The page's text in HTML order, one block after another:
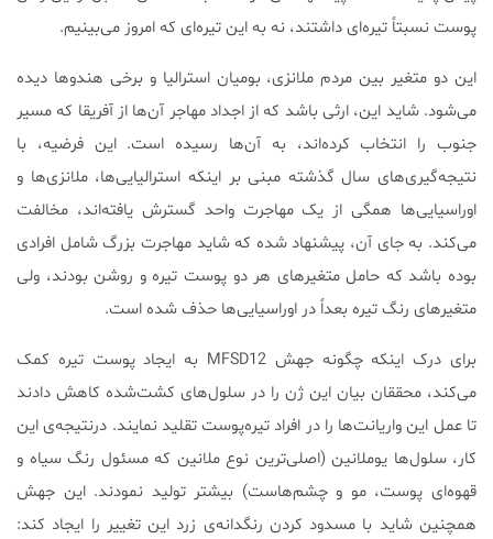
پوست نسبتاً تیره‌ای داشتند، نه به این تیره‌ای که امروز می‌بینیم.
این دو متغیر بین مردم ملانزی، بومیان استرالیا و برخی هندوها دیده
می‌شود. شاید این، ارثی باشد که از اجداد مهاجر آن‌ها از آفریقا که مسیر
جنوب را انتخاب کرده‌اند، به آن‌ها رسیده است. این فرضیه، با
نتیجه‌گیری‌های سال گذشته مبنی بر اینکه استرالیایی‌ها، ملانزی‌ها و
اوراسیایی‌ها همگی از یک مهاجرت واحد گسترش یافته‌اند، مخالفت
می‌کند. به جای آن، پیشنهاد شده که شاید مهاجرت بزرگ شامل افرادی
بوده باشد که حامل متغیرهای هر دو پوست تیره و روشن بودند، ولی
متغیرهای رنگ تیره بعداً در اوراسیایی‌ها حذف شده است.
برای درک اینکه چگونه جهش MFSD12 به ایجاد پوست تیره کمک
می‌کند، محققان بیان این ژن را در سلول‌های کشت‌شده کاهش دادند
تا عمل این واریانت‌ها را در افراد تیره‌پوست تقلید نمایند. درنتیجه‌ی این
کار، سلول‌ها یوملانین (اصلی‌ترین نوع ملانین که مسئول رنگ سیاه و
قهوه‌ای پوست، مو و چشم‌هاست) بیشتر تولید نمودند. این جهش
همچنین شاید با مسدود کردن رنگدانه‌ی زرد این تغییر را ایجاد کند: